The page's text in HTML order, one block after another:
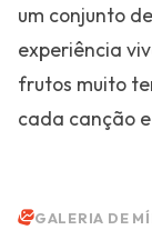
um conjunto
experiência
frutos muito
cada canção
GALERIA DE